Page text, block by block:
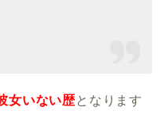
女いない歴となります